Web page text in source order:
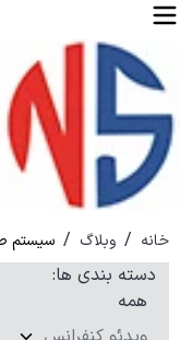
خانه / وبلاگ / سیستم
دسته بندی ها:
همه